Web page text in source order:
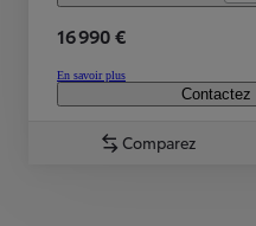
16 990 €
En savoir plus
Contactez
Comparez